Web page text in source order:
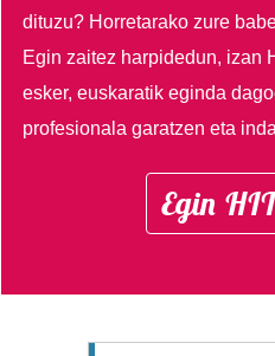
dituzu? Horretarako zure
Egin zaitez harpidedun, izan
esker, euskaratik eginda
profesionala garatzen eta
Egin